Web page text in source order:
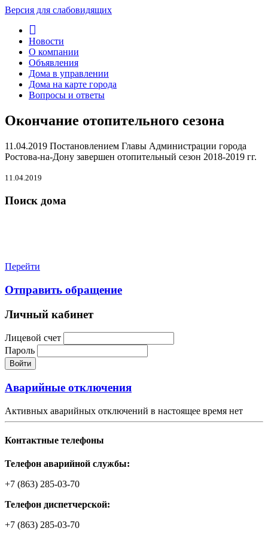
Версия для слабовидящих
Новости
О компании
Объявления
Дома в управлении
Дома на карте города
Вопросы и ответы
Окончание отопительного сезона
11.04.2019 Постановлением Главы Администрации города
Ростова-на-Дону завершен отопительный сезон 2018-2019 гг.
11.04.2019
Поиск дома
Перейти
Отправить обращение
Личный кабинет
Лицевой счет
Пароль
Войти
Аварийные отключения
Активных аварийных отключений в настоящее время нет
Контактные телефоны
Телефон аварийной службы:
+7 (863) 285-03-70
Телефон диспетчерской:
+7 (863) 285-03-70